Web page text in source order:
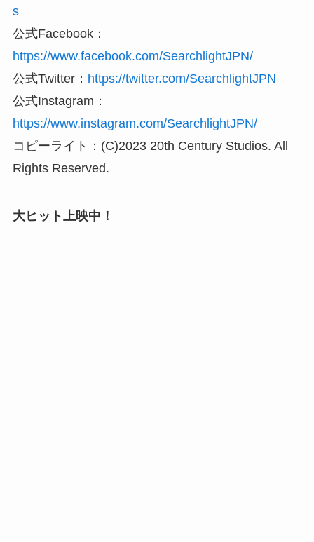
s
公式Facebook：
https://www.facebook.com/SearchlightJPN/
公式Twitter： https://twitter.com/SearchlightJPN
公式Instagram：
https://www.instagram.com/SearchlightJPN/
コピーライト：(C)2023 20th Century Studios. All
Rights Reserved.
大ヒット上映中！